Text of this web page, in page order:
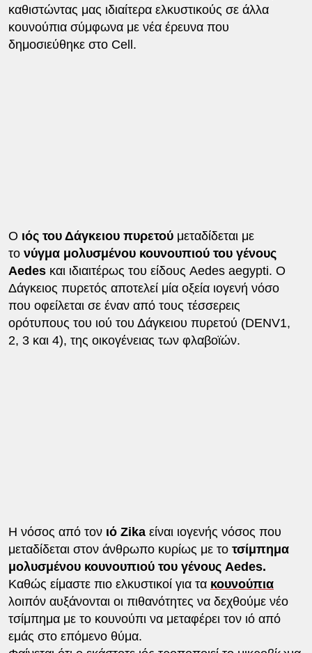
καθιστώντας μας ιδιαίτερα ελκυστικούς σε άλλα
κουνούπια σύμφωνα με νέα έρευνα που
δημοσιεύθηκε στο Cell.
Ο ιός του Δάγκειου πυρετούμεταδίδεται με
τονύγμα μολυσμένου κουνουπιού του γένους
Aedesκαι ιδιαιτέρως του είδους Aedes aegypti. Ο
Δάγκειος πυρετός αποτελεί μία οξεία ιογενή νόσο
που οφείλεται σε έναν από τους τέσσερεις
ορότυπους του ιού του Δάγκειου πυρετού (DENV1,
2, 3 και 4), της οικογένειας των φλαβοϊών.
Η νόσος από τονιό Zikaείναι ιογενής νόσος που
μεταδίδεται στον άνθρωπο κυρίως με το τσίμπημα
μολυσμένου κουνουπιού του γένους Aedes.
Καθώς είμαστε πιο ελκυστικοί για τα κουνούπια
λοιπόν αυξάνονται οι πιθανότητες να δεχθούμε νέο
τσίμπημα με το κουνούπι να μεταφέρει τον ιό από
εμάς στο επόμενο θύμα.